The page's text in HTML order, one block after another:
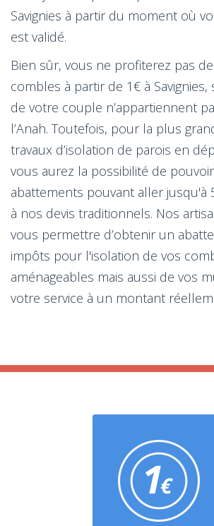
Savignies à partir du moment où
est validé.
Bien sûr, vous ne profiterez pas
combles à partir de 1€ à Savignies,
de votre couple n’appartiennent
l’Anah. Toutefois, pour la plus
travaux d’isolation de parois en
vous aurez la possibilité de
abattements pouvant aller jusqu'à
à nos devis traditionnels. Nos
vous permettre d’obtenir un
impôts pour l'isolation de vos
aménageables mais aussi de vos
votre service à un montant